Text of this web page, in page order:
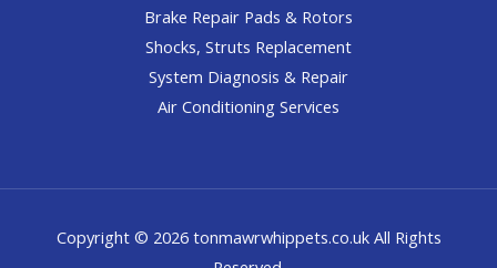
Brake Repair Pads & Rotors
Shocks, Struts Replacement
System Diagnosis & Repair​​
Air Conditioning Services
Copyright © 2026 tonmawrwhippets.co.uk All Rights